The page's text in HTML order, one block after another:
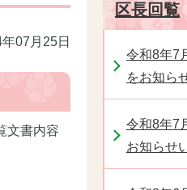
07月25日
文書内容
区長回覧
令和8年7
をお知ら
令和8年7
お知らせ